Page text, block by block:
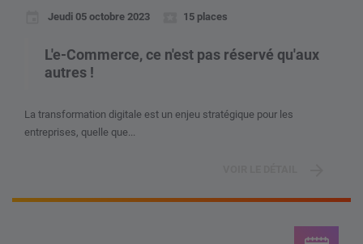
Jeudi 05 octobre 2023 15 places
L'e-Commerce, ce n'est pas réservé qu'aux
autres !
La transformation digitale est un enjeu stratégique pour les
entreprises, quelle que...